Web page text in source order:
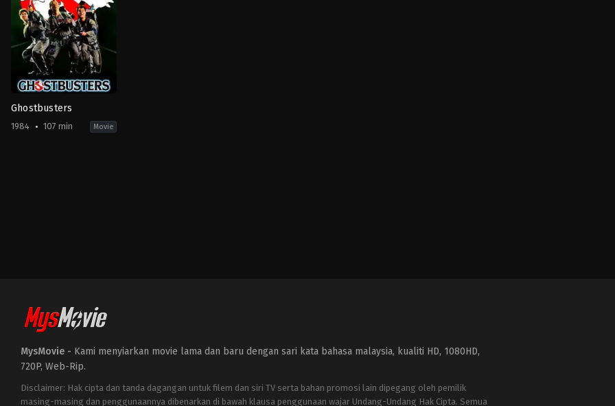
Ghostbusters
1984 107 min Movie
MysMovie - Kami menyiarkan movie lama dan baru dengan sari kata bahasa malaysia, kualiti HD, 1080HD,
720P, Web-Rip.
Disclaimer: Hak cipta dan tanda dagangan untuk filem dan siri TV serta bahan promosi lain dipegang oleh pemilik
masing-masing dan penggunaannya dibenarkan di bawah klausa penggunaan wajar Undang-Undang Hak Cipta. Semua